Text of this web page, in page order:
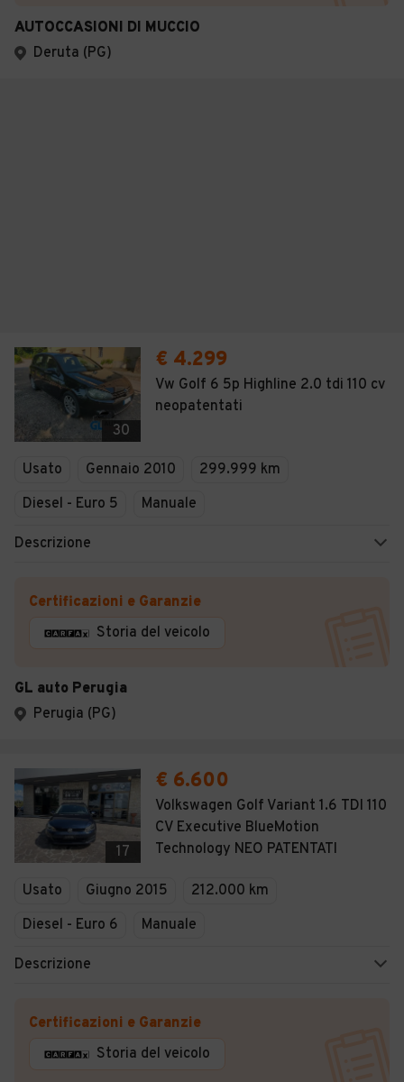
AUTOCCASIONI DI MUCCIO
Deruta (PG)
30
€ 4.299
Vw Golf 6 5p Highline 2.0 tdi 110 cv
neopatentati
Usato Gennaio 2010
299.999 km
Diesel - Euro 5
Manuale
Descrizione
Certificazioni e Garanzie
Storia del veicolo
GL auto Perugia
Perugia (PG)
17
€ 6.600
Volkswagen Golf Variant 1.6 TDI 110
CV Executive BlueMotion
Technology NEO PATENTATI
Usato Giugno 2015
212.000 km
Diesel - Euro 6
Manuale
Descrizione
Certificazioni e Garanzie
Storia del veicolo